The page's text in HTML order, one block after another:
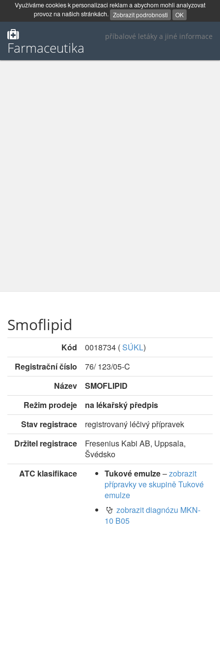
Využíváme cookies k personalizaci reklam a abychom mohli analyzovat
provoz na našich stránkách. Zobrazit podrobnosti OK
příbalové letáky a jiné informace
Farmaceutika
Smoflipid
Kód 0018734 (SÚKL)
Registrační číslo
76/ 123/05-C
Název
SMOFLIPID
Režim prodeje
na lékařský předpis
Stav registrace
registrovaný léčivý přípravek
Držitel registrace
Fresenius Kabi AB, Uppsala,
Švédsko
ATC klasifikace
Tukové emulze–zobrazit
přípravky ve skupině Tukové
emulze
zobrazit diagnózu MKN-
10 B05